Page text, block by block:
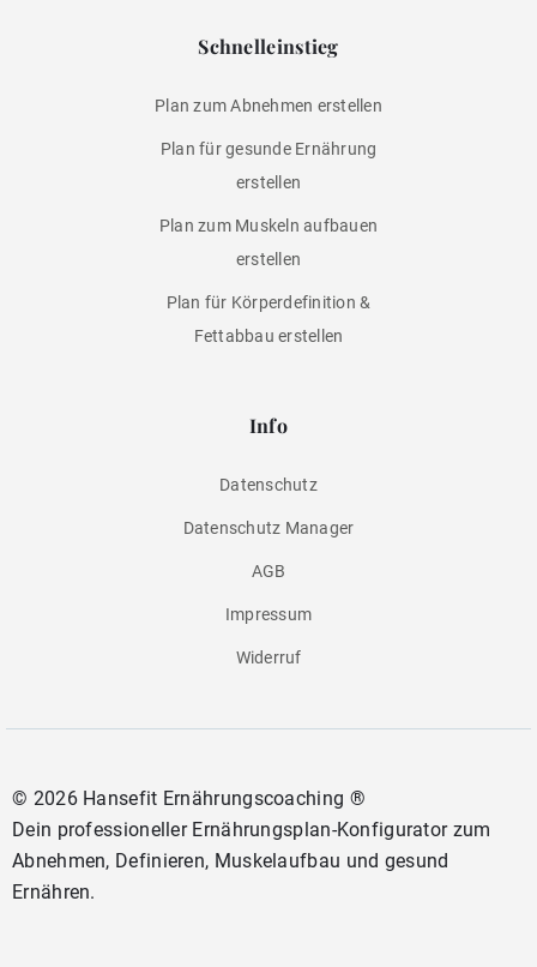
Schnelleinstieg
Plan zum Abnehmen erstellen
Plan für gesunde Ernährung
erstellen
Plan zum Muskeln aufbauen
erstellen
Plan für Körperdefinition &
Fettabbau erstellen
Info
Datenschutz
Datenschutz Manager
AGB
Impressum
Widerruf
© 2026 Hansefit Ernährungscoaching ®
Dein professioneller Ernährungsplan-Konfigurator zum
Abnehmen, Definieren, Muskelaufbau und gesund
Ernähren.